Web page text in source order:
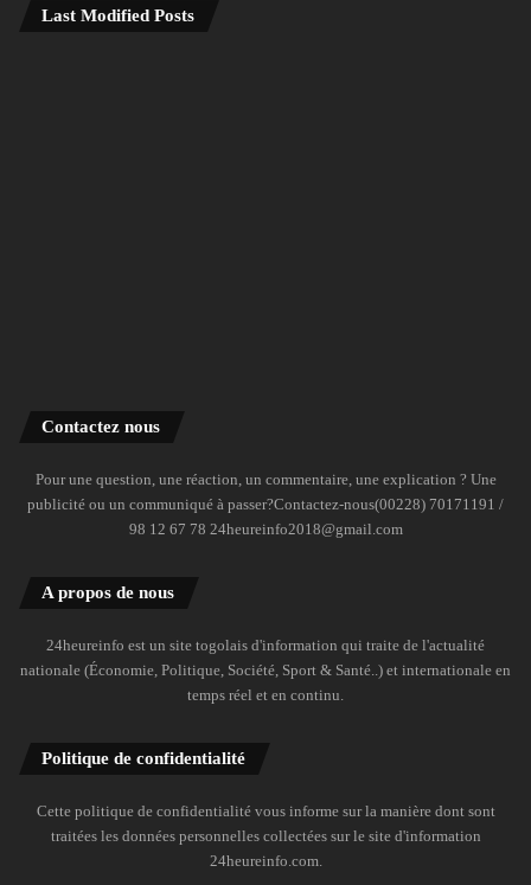
Last Modified Posts
Contactez nous
Pour une question, une réaction, un commentaire, une explication ? Une
publicité ou un communiqué à passer?Contactez-nous(00228) 70171191 /
98 12 67 78 24heureinfo2018@gmail.com
A propos de nous
24heureinfo est un site togolais d'information qui traite de l'actualité
nationale (Économie, Politique, Société, Sport & Santé..) et internationale en
temps réel et en continu.
Politique de confidentialité
Cette politique de confidentialité vous informe sur la manière dont sont
traitées les données personnelles collectées sur le site d'information
24heureinfo.com.